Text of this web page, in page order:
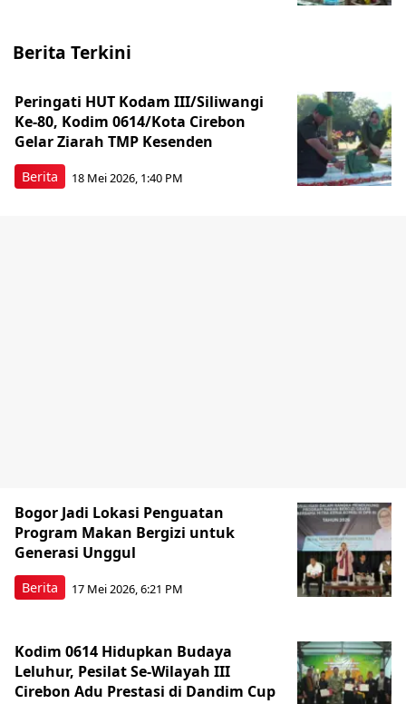
Berita Terkini
Berita
Peringati HUT Kodam III/Siliwangi
Ke-80, Kodim 0614/Kota Cirebon
Gelar Ziarah TMP Kesenden
18 Mei 2026, 1:40 PM
Berita
Bogor Jadi Lokasi Penguatan
Program Makan Bergizi untuk
Generasi Unggul
17 Mei 2026, 6:21 PM
Kodim 0614 Hidupkan Budaya
Leluhur, Pesilat Se-Wilayah III
Cirebon Adu Prestasi di Dandim Cup